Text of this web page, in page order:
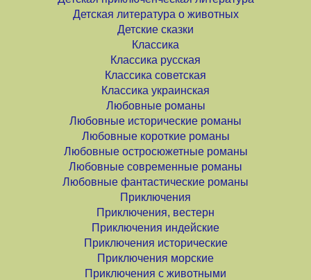
Детская литература о животных
Детские сказки
Классика
Классика русская
Классика советская
Классика украинская
Любовные романы
Любовные исторические романы
Любовные короткие романы
Любовные остросюжетные романы
Любовные современные романы
Любовные фантастические романы
Приключения
Приключения, вестерн
Приключения индейские
Приключения исторические
Приключения морские
Приключения с животными